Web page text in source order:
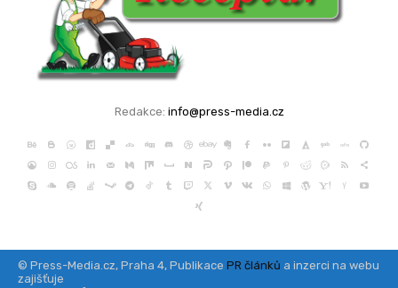
Redakce: info@press-media.cz
© Press-Media.cz, Praha 4, Publikace PR článků a inzerci na webu
zajišťuje